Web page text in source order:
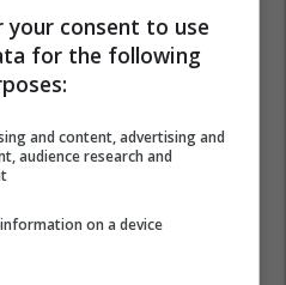
consent to use
for the following
and content, advertising and
audience research and
on a device